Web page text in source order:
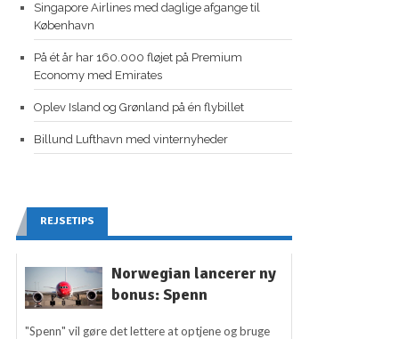
Singapore Airlines med daglige afgange til
København
På ét år har 160.000 fløjet på Premium
Economy med Emirates
Oplev Island og Grønland på én flybillet
Billund Lufthavn med vinternyheder
REJSETIPS
Norwegian lancerer ny
bonus: Spenn
"Spenn" vil gøre det lettere at optjene og bruge